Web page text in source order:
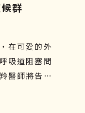
群
在可愛的外
吸道阻塞問
醫師將告訴